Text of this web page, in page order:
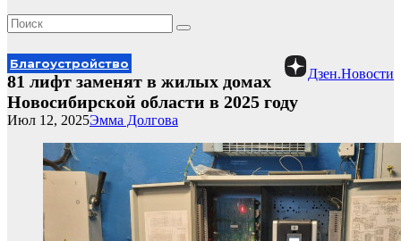
Дзен.Новости
Благоустройство
81 лифт заменят в жилых домах
Новосибирской области в 2025 году
Эмма Долгова
Июл 12, 2025